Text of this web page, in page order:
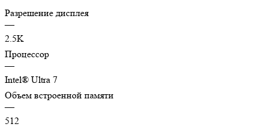
Разрешение дисплея
—
2.5K
Процессор
—
Intel® Ultra 7
Объем встроенной памяти
—
512